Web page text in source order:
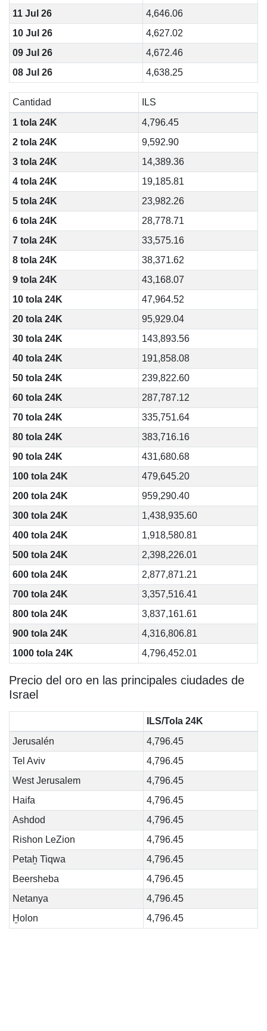
11 Jul 26
4,646.06
10 Jul 26
4,627.02
09 Jul 26
4,672.46
08 Jul 26
4,638.25
Cantidad
ILS
1 tola 24K
4,796.45
2 tola 24K
9,592.90
3 tola 24K
14,389.36
4 tola 24K
19,185.81
5 tola 24K
23,982.26
6 tola 24K
28,778.71
7 tola 24K
33,575.16
8 tola 24K
38,371.62
9 tola 24K
43,168.07
10 tola 24K
47,964.52
20 tola 24K
95,929.04
30 tola 24K
143,893.56
40 tola 24K
191,858.08
50 tola 24K
239,822.60
60 tola 24K
287,787.12
70 tola 24K
335,751.64
80 tola 24K
383,716.16
90 tola 24K
431,680.68
100 tola 24K
479,645.20
200 tola 24K
959,290.40
300 tola 24K
1,438,935.60
400 tola 24K
1,918,580.81
500 tola 24K
2,398,226.01
600 tola 24K
2,877,871.21
700 tola 24K
3,357,516.41
800 tola 24K
3,837,161.61
900 tola 24K
4,316,806.81
1000 tola 24K
4,796,452.01
Precio del oro en las principales ciudades de
Israel
ILS/Tola 24K
Jerusalén
4,796.45
Tel Aviv
4,796.45
West Jerusalem
4,796.45
Haifa
4,796.45
Ashdod
4,796.45
Rishon LeZion
4,796.45
Petaẖ Tiqwa
4,796.45
Beersheba
4,796.45
Netanya
4,796.45
H̱olon
4,796.45